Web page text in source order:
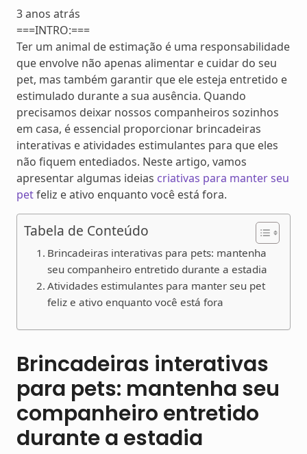
3 anos atrás
===INTRO:===
Ter um animal de estimação é uma responsabilidade
que envolve não apenas alimentar e cuidar do seu
pet, mas também garantir que ele esteja entretido e
estimulado durante a sua ausência. Quando
precisamos deixar nossos companheiros sozinhos
em casa, é essencial proporcionar brincadeiras
interativas e atividades estimulantes para que eles
não fiquem entediados. Neste artigo, vamos
apresentar algumas ideias criativas para manter seu
petfeliz e ativo enquanto você está fora.
Tabela de Conteúdo
Brincadeiras interativas para pets: mantenha
seu companheiro entretido durante a estadia
Atividades estimulantes para manter seu pet
feliz e ativo enquanto você está fora
Brincadeiras interativas
para pets: mantenha seu
companheiro entretido
durante a estadia